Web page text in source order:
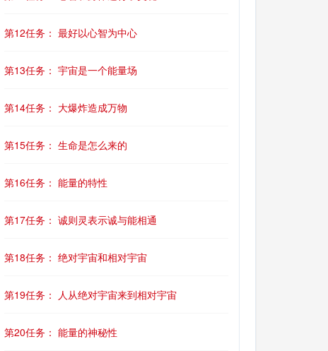
第12任务： 最好以心智为中心
第13任务： 宇宙是一个能量场
第14任务： 大爆炸造成万物
第15任务： 生命是怎么来的
第16任务： 能量的特性
第17任务： 诚则灵表示诚与能相通
第18任务： 绝对宇宙和相对宇宙
第19任务： 人从绝对宇宙来到相对宇宙
第20任务： 能量的神秘性